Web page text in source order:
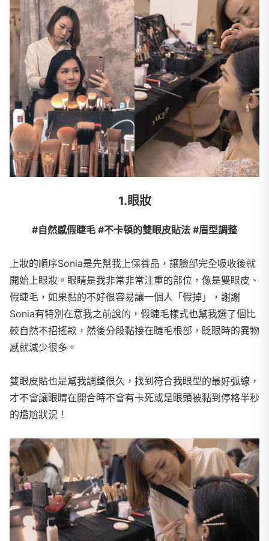
1.眼妝
#自然感假睫毛 #不卡頓的雙眼皮貼法 #眉型調整
上妝的順序Sonia是先幫我上保養品，讓臉部完全吸收後就
開始上眼妝。眼睛是我非常非常注重的部位，像是雙眼皮、
假睫毛，如果黏的不好很容易讓一個人「假掉」，謝謝
Sonia有特別在意我之前說的，假睫毛樣式也幫我選了個比
較自然不招搖款，然後分段黏接在睫毛根部，眨眼時的異物
感就減少很多。
雙眼皮貼也是幫我調整很久，找到符合我眼型的最好弧線，
才不會讓眼睛在開合時不會有卡死或是眼頭被黏到停格半秒
的尷尬狀況！